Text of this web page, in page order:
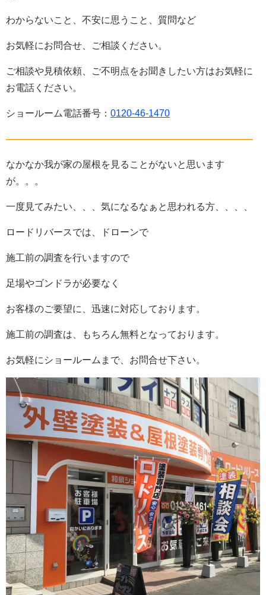
わからないこと、不安に思うこと、質問など
お気軽にお問合せ、ご相談ください。
ご相談や見積依頼、ご不明点をお聞きしたい方はお気軽に
お電話ください。
ショールーム電話番号： 0120-46-1470
——————————————————————————
なかなか我が家の屋根を見ることがないと思います
が。。。
一度見てみたい、、、気になるなぁと思われる方、、、、
ロードリバースでは、ドローンで
施工前の調査を行いますので
足場やゴンドラが必要なく
お客様のご要望に、迅速に対応しております。
施工前の調査は、もちろん無料となっております。
お気軽にショールームまで、お問合せ下さい。